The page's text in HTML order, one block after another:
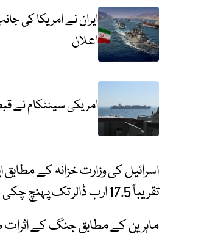
ایران نے امریکا کی
اعلان
امریکی سینٹکام نے
تقریباً 17.5 ارب ڈالر تک پہنچ چکی ہے، جو ملکی معیشت پر ایک بڑا بوجھ بن رہی ہے۔
ماہرین کے مطابق جنگ کے